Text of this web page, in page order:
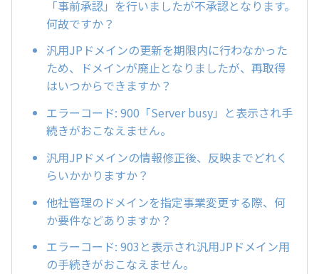
「事前承認」を行いましたが不承認となります。
何故ですか？
汎用JPドメインの更新を期限内に行わなかった
ため、ドメインが廃止となりましたが、再取得
はいつからできますか？
エラーコード: 900「Server busy」と表示され手
続きがおこなえません。
汎用JPドメインの情報修正後、反映までどれく
らいかかりますか？
他社管理のドメインを指定事業変更する際、何
か要件などありますか？
エラーコード: 903と表示され汎用JPドメイン用
の手続きがおこなえません。